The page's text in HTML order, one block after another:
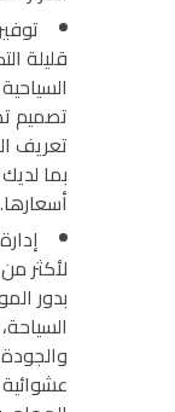
قليلة
تصميم
تعريف
بما
أسعارها.
لأكثر
بدور